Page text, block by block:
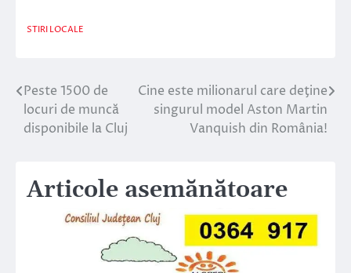
STIRI LOCALE
Navigare
în
Peste 1500 de
locuri de muncă
disponibile la Cluj
Cine este milionarul care deţine
singurul model Aston Martin
Vanquish din România!
Articole asemănătoare